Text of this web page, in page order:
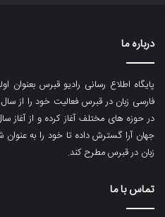
درباره ما
پایگاه اطلاع رسانی رادیو قبرس
جهان آرا گسترش داده تا خود را به
زبان در قبرس مطرح کند.
تماس با ما